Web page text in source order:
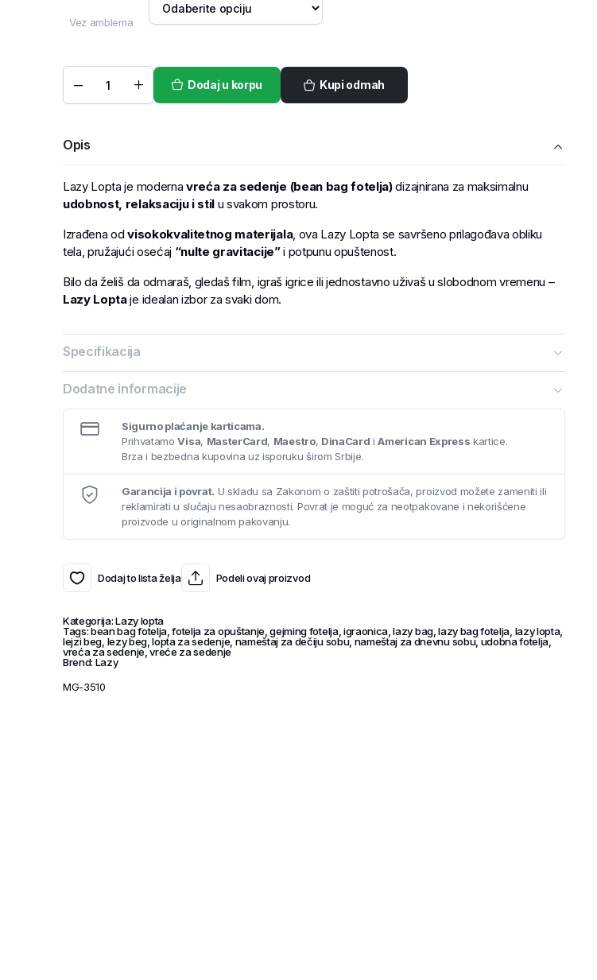
Vez amblema
Dodaj u korpu Kupi odmah
Opis
Lazy Lopta je moderna vreća za sedenje (bean bag fotelja)dizajnirana za maksimalnu
udobnost, relaksaciju i stil u svakom prostoru.
Izrađena odvisokokvalitetnog materijala, ova Lazy Lopta se savršeno prilagođava obliku
tela, pružajući osećaj “nulte gravitacije”i potpunu opuštenost.
Bilo da želiš da odmaraš, gledaš film, igraš igrice ili jednostavno uživaš u slobodnom vremenu –
Lazy Loptaje idealan izbor za svaki dom.
Specifikacija
Dodatne informacije
Sigurno plaćanje karticama.
PrihvatamoVisa, MasterCard, Maestro, DinaCard iAmerican Express kartice.
Brza i bezbedna kupovina uz isporuku širom Srbije.
Garancija i povrat. U skladu sa Zakonom o zaštiti potrošača, proizvod možete zameniti ili
reklamirati u slučaju nesaobraznosti. Povrat je moguć za neotpakovane i nekorišćene
proizvode u originalnom pakovanju.
Dodaj to lista želja Podeli ovaj proizvod
Kategorija:Lazy lopta
Tags:bean bag fotelja,fotelja za opuštanje ,gejming fotelja, igraonica ,lazy bag,lazy bag fotelja lazy lopta,
lejzi beg lezy beg,lopta za sedenje nameštaj za dečiju sobu, nameštaj za dnevnu sobu, udobna fotelja
vreća za sedenje,vreće za sedenje
Brend: Lazy
MG-3510